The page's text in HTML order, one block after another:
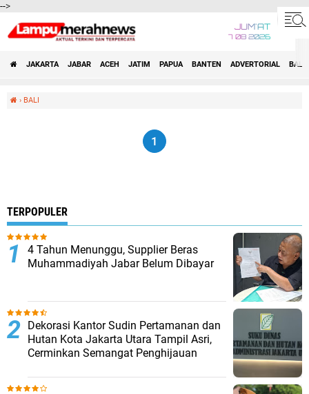
-->
JUM'AT
7 08 2026
JAKARTA JABAR ACEH JATIM PAPUA BANTEN ADVERTORIAL BALI
› BALI
1
TERPOPULER
4 Tahun Menunggu, Supplier Beras
Muhammadiyah Jabar Belum Dibayar
Dekorasi Kantor Sudin Pertamanan dan
Hutan Kota Jakarta Utara Tampil Asri,
Cerminkan Semangat Penghijauan